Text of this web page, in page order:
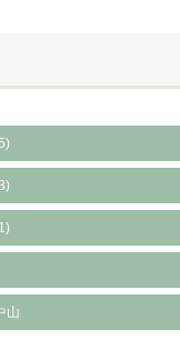
山